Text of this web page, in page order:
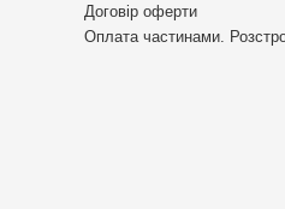
Договір оферти
Оплата частинами.